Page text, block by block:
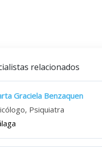
relacionados
Graciela Benzaquen
Psiquiatra